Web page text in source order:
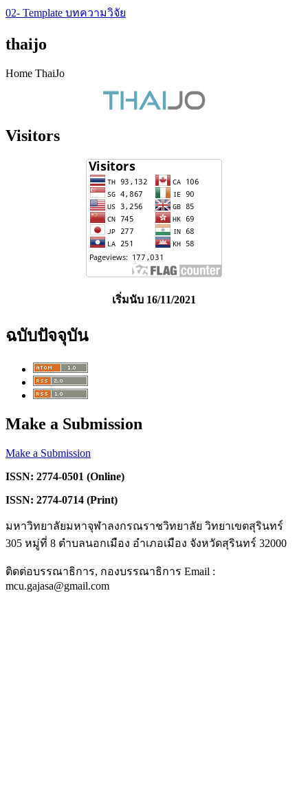
02- Template บทความวิจัย
thaijo
Home ThaiJo
Visitors
เริ่มนับ 16/11/2021
ฉบับปัจจุบัน
Make a Submission
Make a Submission
ISSN: 2774-0501 (Online)
ISSN: 2774-0714 (Print)
มหาวิทยาลัยมหาจุฬาลงกรณราชวิทยาลัย วิทยาเขตสุรินทร์
305 หมู่ที่ 8 ตำบลนอกเมือง อำเภอเมือง จังหวัดสุรินทร์ 32000
ติดต่อบรรณาธิการ, กองบรรณาธิการ Email :
mcu.gajasa@gmail.com